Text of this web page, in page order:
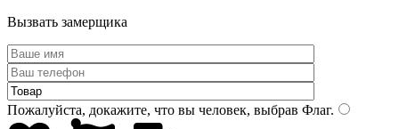
Вызвать замерщика
Пожалуйста, докажите, что вы человек, выбрав Флаг.